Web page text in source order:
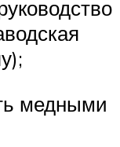
медными